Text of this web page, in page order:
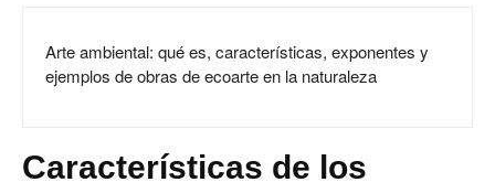
Arte ambiental: qué es, características, exponentes y
ejemplos de obras de ecoarte en la naturaleza
Características de los